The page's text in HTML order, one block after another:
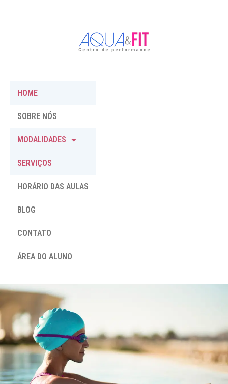
HOME
SOBRE NÓS
MODALIDADES
SERVIÇOS
HORÁRIO DAS AULAS
BLOG
CONTATO
ÁREA DO ALUNO